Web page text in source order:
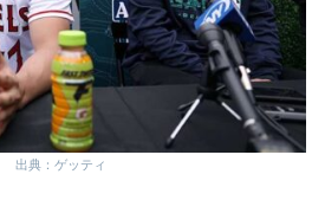
出典：ゲッティ